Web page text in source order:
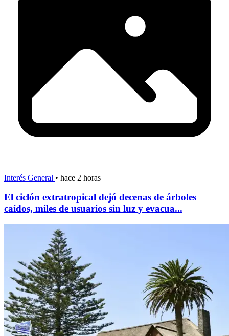
Interés General • hace 2 horas
El ciclón extratropical dejó decenas de árboles
caídos, miles de usuarios sin luz y evacua...